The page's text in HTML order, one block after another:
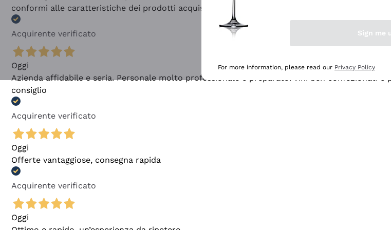
conformi alle caratteristiche dei prodotti acquistati
Acquirente verificato
Oggi
Azienda affidabile e seria. Personale molto professionale e preparato. Vini ben confezionati
consiglio
Acquirente verificato
Oggi
Offerte vantaggiose, consegna rapida
Acquirente verificato
Oggi
Sign me
For more information, please read our Privacy Policy